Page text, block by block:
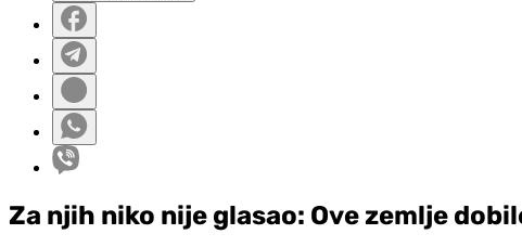
Za njih niko nije glasao: Ove zemlje